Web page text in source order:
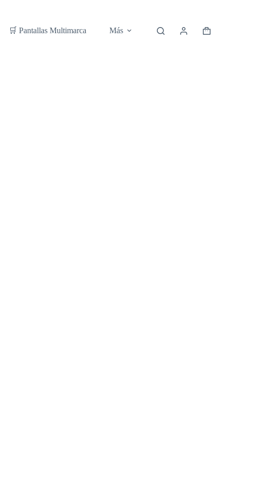
🛒 Pantallas Multimarca Más
Carro